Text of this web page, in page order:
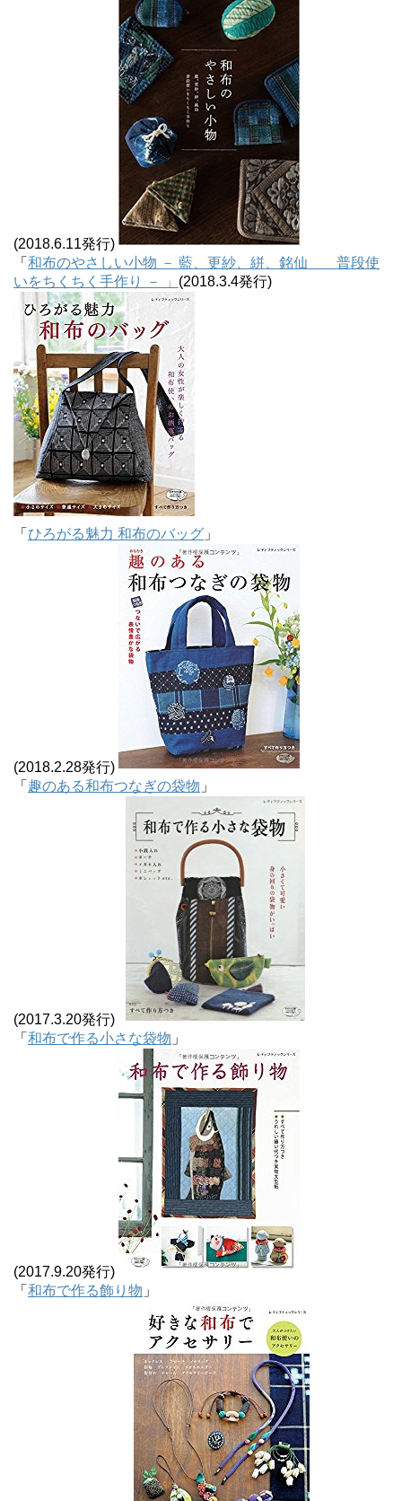
(2018.6.11発行)
「 和布のやさしい小物 － 藍、更紗、絣、銘仙 普段使
いをちくちく手作り － 」 (2018.3.4発行)
「 ひろがる魅力 和布のバッグ 」
(2018.2.28発行)
「 趣のある和布つなぎの袋物 」
(2017.3.20発行)
「 和布で作る小さな袋物 」
(2017.9.20発行)
「 和布で作る飾り物 」